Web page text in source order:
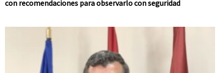
con recomendaciones para observarlo con seguridad